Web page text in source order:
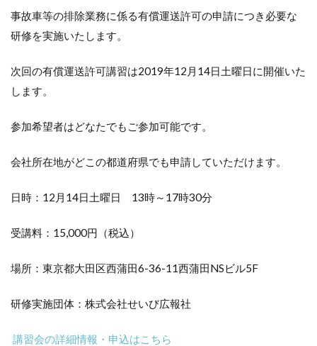
事故車等の排除業務に係る有償運送許可の申請につき必要な
研修を実施いたします。
次回の有償運送許可講習は2019年12月14日土曜日に開催いた
します。
参加希望者はどなたでもご参加可能です。
会社所在地がどこの都道府県でも申請していただけます。
日時：12月14日土曜日 13時～17時30分
受講料：15,000円（税込）
場所：東京都大田区西蒲田6-36-11西蒲田NSビル5F
研修実施団体：株式会社せいび広報社
講習会の詳細情報・申込はこちら